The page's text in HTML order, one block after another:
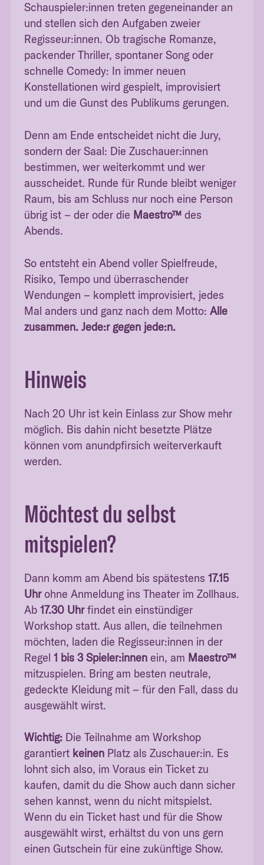
Schauspieler:innen treten gegeneinander an
und stellen sich den Aufgaben zweier
Regisseur:innen. Ob tragische Romanze,
packender Thriller, spontaner Song oder
schnelle Comedy: In immer neuen
Konstellationen wird gespielt, improvisiert
und um die Gunst des Publikums gerungen.
Denn am Ende entscheidet nicht die Jury,
sondern der Saal: Die Zuschauer:innen
bestimmen, wer weiterkommt und wer
ausscheidet. Runde für Runde bleibt weniger
Raum, bis am Schluss nur noch eine Person
übrig ist – der oder die Maestro™ des
Abends.
So entsteht ein Abend voller Spielfreude,
Risiko, Tempo und überraschender
Wendungen – komplett improvisiert, jedes
Mal anders und ganz nach dem Motto:Alle
zusammen. Jede:r gegen jede:n.
Hinweis
Nach 20 Uhr ist kein Einlass zur Show mehr
möglich. Bis dahin nicht besetzte Plätze
können vom anundpfirsich weiterverkauft
werden.
Möchtest du selbst
mitspielen?
Dann komm am Abend bis spätestens17.15
Uhrohne Anmeldung ins Theater im Zollhaus.
Ab17.30 Uhrfindet ein einstündiger
Workshop statt. Aus allen, die teilnehmen
möchten, laden die Regisseur:innen in der
Regel1 bis 3 Spieler:innen ein, am Maestro™
mitzuspielen. Bring am besten neutrale,
gedeckte Kleidung mit – für den Fall, dass du
ausgewählt wirst.
Wichtig: Die Teilnahme am Workshop
garantiert keinen Platz als Zuschauer:in. Es
lohnt sich also, im Voraus ein Ticket zu
kaufen, damit du die Show auch dann sicher
sehen kannst, wenn du nicht mitspielst.
Wenn du ein Ticket hast und für die Show
ausgewählt wirst, erhältst du von uns gern
einen Gutschein für eine zukünftige Show.